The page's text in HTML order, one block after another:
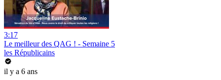
3:17
Le meilleur des QAG ! - Semaine 5
les Républicains
il y a 6 ans